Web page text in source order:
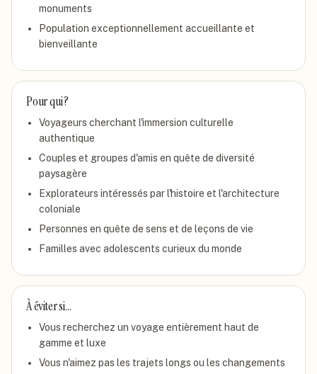
monuments
Population exceptionnellement accueillante et
bienveillante
Pour qui ?
Voyageurs cherchant l'immersion culturelle
authentique
Couples et groupes d'amis en quête de diversité
paysagère
Explorateurs intéressés par l'histoire et l'architecture
coloniale
Personnes en quête de sens et de leçons de vie
Familles avec adolescents curieux du monde
À éviter si…
Vous recherchez un voyage entièrement haut de
gamme et luxe
Vous n'aimez pas les trajets longs ou les changements